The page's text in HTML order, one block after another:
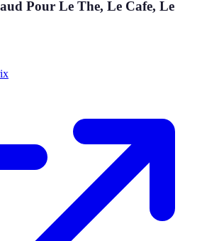
Pour Le The, Le Cafe, Le